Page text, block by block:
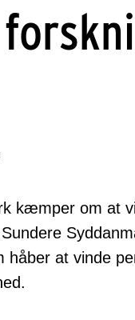
kæmper om at
håber at vinde